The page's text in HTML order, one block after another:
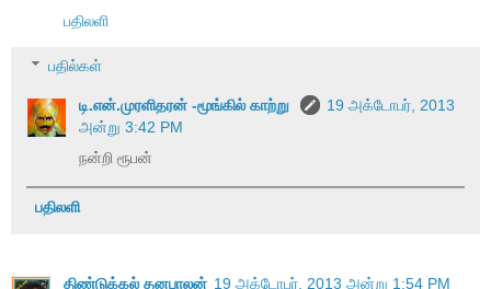
பதிலளி
பதில்கள்
டி.என்.முரளிதரன் -மூங்கில் காற்று
19 அக்டோபர், 2013
அன்று 3:42 PM
நன்றி ரூபன்
பதிலளி
திண்டுக்கல் தனபாலன் 19 அக்டோபர், 2013 அன்று 1:54 PM